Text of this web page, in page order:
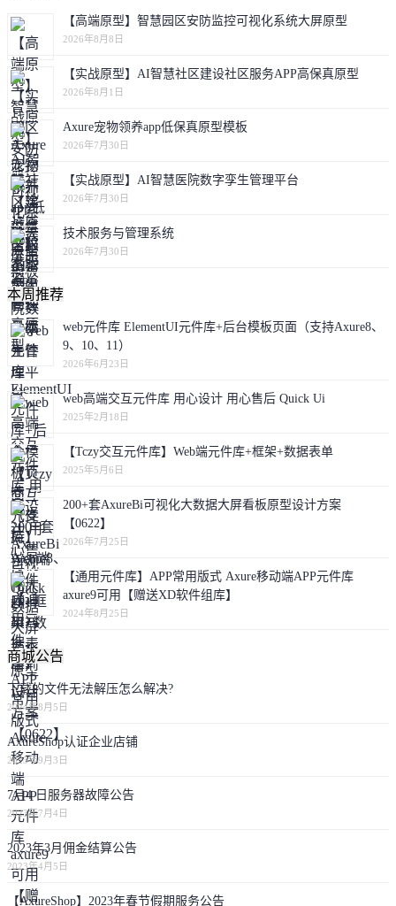
【高端原型】智慧园区安防监控可视化系统大屏原型
2026年8月8日
【实战原型】AI智慧社区建设社区服务APP高保真原型
2026年8月1日
Axure宠物领养app低保真原型模板
2026年7月30日
【实战原型】AI智慧医院数字孪生管理平台
2026年7月30日
技术服务与管理系统
2026年7月30日
本周推荐
web元件库 ElementUI元件库+后台模板页面（支持Axure8、
9、10、11）
2026年6月23日
web高端交互元件库 用心设计 用心售后 Quick Ui
2025年2月18日
【Tczy交互元件库】Web端元件库+框架+数据表单
2025年5月6日
200+套AxureBi可视化大数据大屏看板原型设计方案
【0622】
2026年7月25日
【通用元件库】APP常用版式 Axure移动端APP元件库
axure9可用【赠送XD软件组库】
2024年8月25日
商城公告
下载的文件无法解压怎么解决?
2024年8月5日
AxureShop认证企业店铺
2023年9月3日
7月4 日服务器故障公告
2023年7月4日
2023年3月佣金结算公告
2023年4月5日
【AxureShop】2023年春节假期服务公告